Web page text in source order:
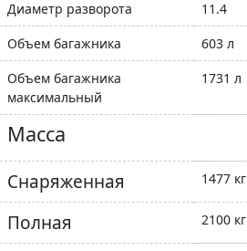
Диаметр разворота
11.4
Объем багажника
603 л
Объем багажника
максимальный
1731 л
Масса
Снаряженная 1477 кг
Полная 2100 кг